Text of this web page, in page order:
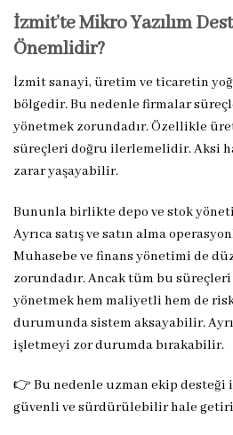
İzmit’te Mikro Yazılım
Önemlidir?
İzmit sanayi, üretim ve ticaretin
bölgedir. Bu nedenle firmalar
yönetmek zorundadır. Özellikle
süreçleri doğru ilerlemelidir. Aksi
zarar yaşayabilir.
Bununla birlikte depo ve stok
Ayrıca satış ve satın alma
Muhasebe ve finans yönetimi de
zorundadır. Ancak tüm bu
yönetmek hem maliyetli hem de
durumunda sistem aksayabilir.
işletmeyi zor durumda bırakabilir.
👉 Bu nedenle uzman ekip desteği
güvenli ve sürdürülebilir hale